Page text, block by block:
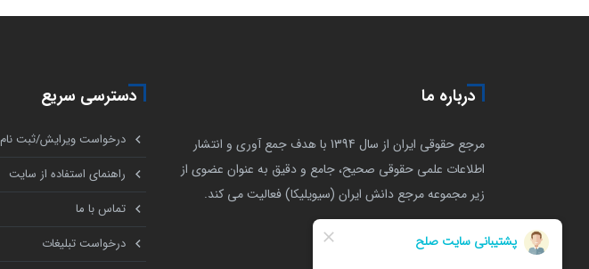
درباره ما
مرجع حقوقی ایران از سال 1394 با هدف جمع آوری و انتشار
اطلاعات علمی حقوقی صحیح، جامع و دقیق به عنوان عضوی از
زیر مجموعه مرجع دانش ایران (سیویلیکا) فعالیت می کند.
دسترسی سریع
درخواست ویرایش/ثبت نام
راهنمای استفاده از سایت
تماس با ما
درخواست تبلیغات